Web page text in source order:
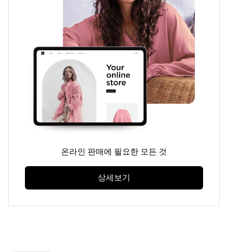
온라인 판매에 필요한 모든 것
상세보기